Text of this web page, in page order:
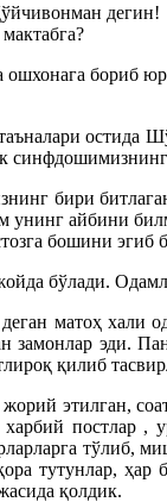
дегин!
бориб
остида
бири
айбини
бошини
бўлади.
матоҳ хали
замонлар эди.
қилиб
этилган,
харбий постлар ,
тўлиб,
тутунлар,
қолдик.